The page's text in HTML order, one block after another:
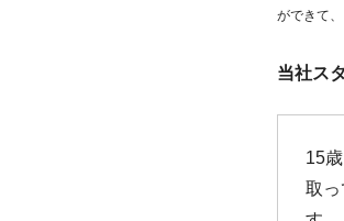
ができて
当社ス
15
取っ